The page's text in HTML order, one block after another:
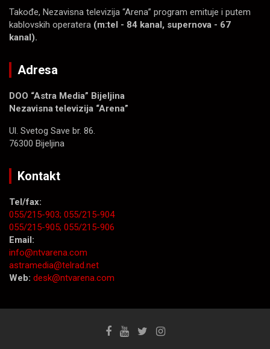
Takođe, Nezavisna televizija “Arena” program emituje i putem
kablovskih operatera (m:tel - 84 kanal, supernova - 67
kanal).
Adresa
DOO “Astra Media” Bijeljina
Nezavisna televizija “Arena”
Ul. Svetog Save br. 86.
76300 Bijeljina
Kontakt
Tel/fax:
055/215-903; 055/215-904
055/215-905; 055/215-906
Email:
info@ntvarena.com
astramedia@telrad.net
Web: desk@ntvarena.com